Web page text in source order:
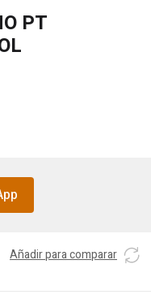
PT
Añadir para comparar